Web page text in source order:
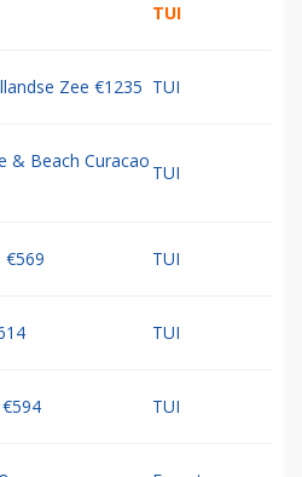
TUI
Zee €1235 TUI
& Beach Curacao
TUI
€569 TUI
TUI
TUI